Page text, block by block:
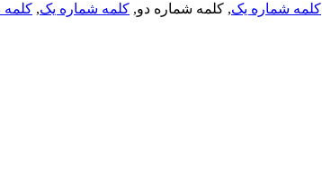
کلمه شماره یک, کلمه شماره دو, کلمه شماره یک, کلمه